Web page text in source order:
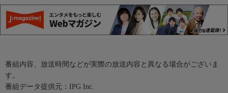
番組内容、放送時間などが実際の放送内容と異なる場合がございま
す。
番組データ提供元：IPG Inc.